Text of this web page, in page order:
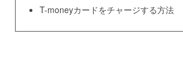
T-moneyカードをチャージする方法